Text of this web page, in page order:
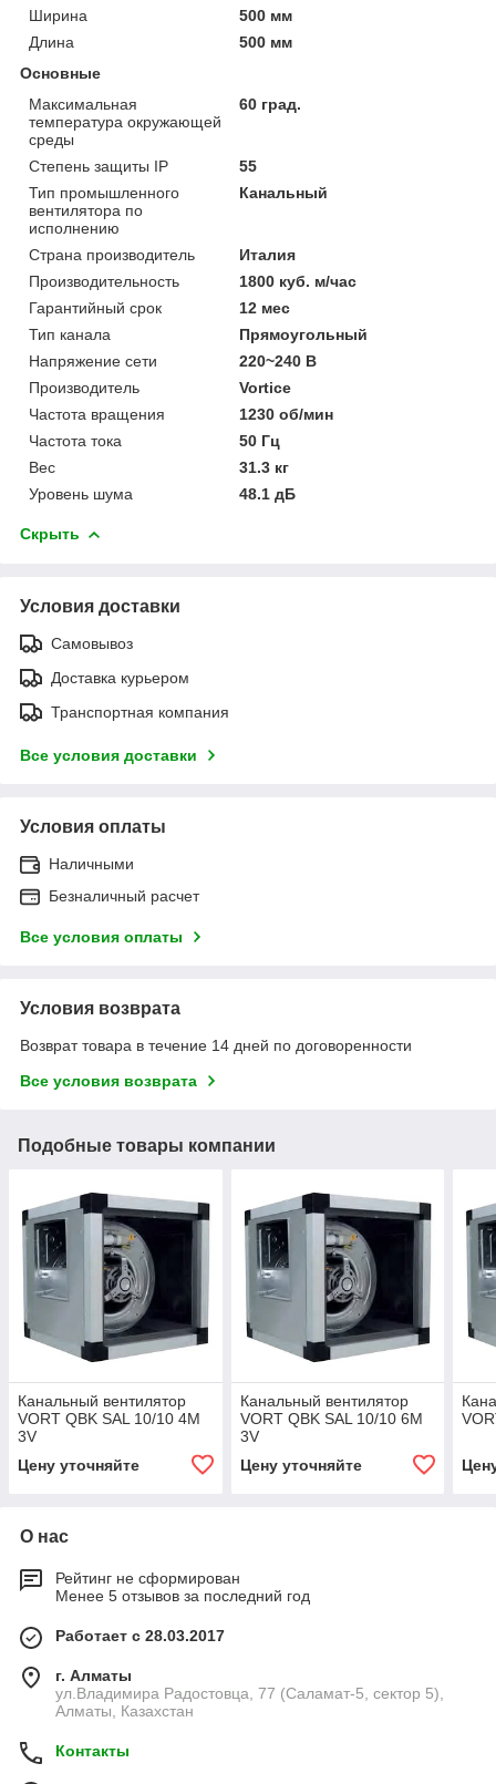
Ширина
500 мм
Длина
500 мм
Основные
Максимальная
температура окружающей
среды
60 град.
Степень защиты IP
55
Тип промышленного
вентилятора по
исполнению
Канальный
Страна производитель
Италия
Производительность
1800 куб. м/час
Гарантийный срок
12 мес
Тип канала
Прямоугольный
Напряжение сети
220~240 В
Производитель
Vortice
Частота вращения
1230 об/мин
Частота тока
50 Гц
Вес
31.3 кг
Уровень шума
48.1 дБ
Скрыть
Условия доставки
Самовывоз
Доставка курьером
Транспортная компания
Все условия доставки
Условия оплаты
Наличными
Безналичный расчет
Все условия оплаты
Условия возврата
Возврат товара в течение 14 дней по договоренности
Все условия возврата
Подобные товары компании
Канальный вентилятор
VORT QBK SAL 10/10 4M
3V
Цену уточняйте
Канальный вентилятор
VORT QBK SAL 10/10 6M
3V
Цену уточняйте
О нас
Рейтинг не сформирован
Менее 5 отзывов за последний год
Работает с 28.03.2017
г. Алматы
ул.Владимира Радостовца, 77 (Саламат-5, сектор 5),
Алматы, Казахстан
Контакты